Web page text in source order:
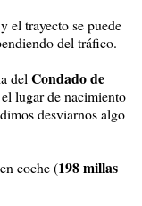
el trayecto se puede
del tráfico.
delCondado de
lugar de nacimiento
desviarnos algo
coche (198 millas